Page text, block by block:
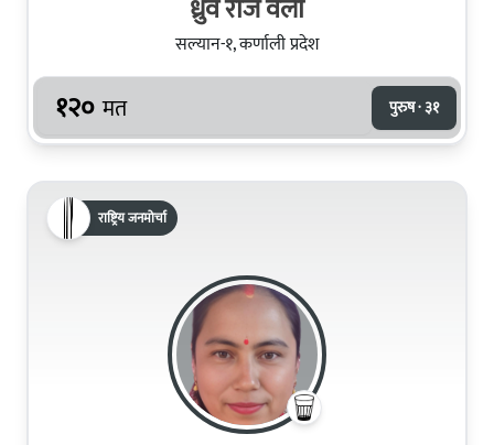
ध्रुव राज वली
सल्यान-१, कर्णाली प्रदेश
१२० मत पुरुष · ३१
राष्ट्रिय जनमोर्चा